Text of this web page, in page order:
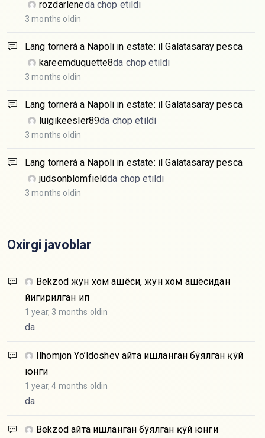
rozdarleneda chop etildi
3 months oldin
Lang tornerà a Napoli in estate: il Galatasaray pesca
kareemduquette8da chop etildi
3 months oldin
Lang tornerà a Napoli in estate: il Galatasaray pesca
luigikeesler89da chop etildi
3 months oldin
Lang tornerà a Napoli in estate: il Galatasaray pesca
judsonblomfieldda chop etildi
3 months oldin
Oxirgi javoblar
Bekzod жун хом ашёси, жун хом ашёсидан
йигирилган ип
1 year, 3 months oldin
da
Ilhomjon Yo’ldoshev Қайта ишланган бўялган қўй
юнги
1 year, 4 months oldin
da
Bekzod Қайта ишланган бўялган қўй юнги